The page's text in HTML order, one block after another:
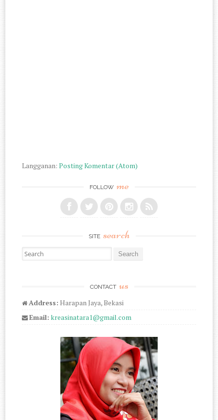
Langganan:Posting Komentar (Atom)
FOLLOW me
SITE search
Search for:
CONTACT us
Address: Harapan Jaya, Bekasi
Email: kreasinatara1@gmail.com